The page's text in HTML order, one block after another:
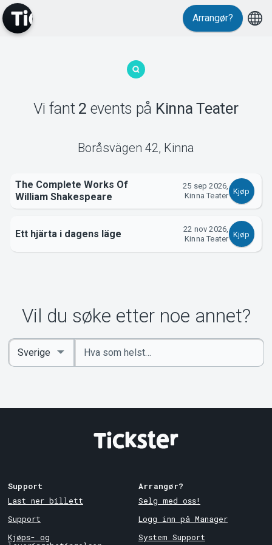
MyTickster
Support
Om Tickster
Arrangør?
Vi fant 2 events på Kinna Teater
Boråsvägen 42, Kinna
The Complete Works Of
William Shakespeare
25 sep 2026,
Kinna Teater Kjøp
Ett hjärta i dagens läge
22 nov 2026,
Kinna Teater Kjøp
Vil du søke etter noe annet?
Angi
nøkkelord
Select
Country
Support
Last ner billett
Support
Kjøps- og
Arrangør?
Selg med oss!
Logg inn på Manager
System Support